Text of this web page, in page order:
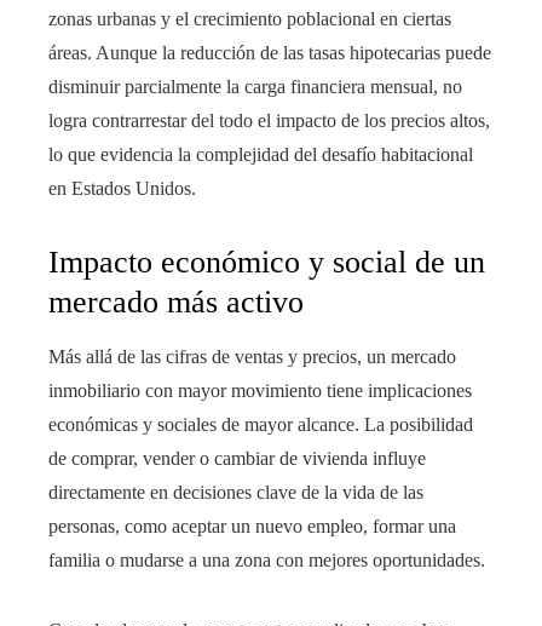
zonas urbanas y el crecimiento poblacional en ciertas
áreas. Aunque la reducción de las tasas hipotecarias puede
disminuir parcialmente la carga financiera mensual, no
logra contrarrestar del todo el impacto de los precios altos,
lo que evidencia la complejidad del desafío habitacional
en Estados Unidos.
Impacto económico y social de un
mercado más activo
Más allá de las cifras de ventas y precios, un mercado
inmobiliario con mayor movimiento tiene implicaciones
económicas y sociales de mayor alcance. La posibilidad
de comprar, vender o cambiar de vivienda influye
directamente en decisiones clave de la vida de las
personas, como aceptar un nuevo empleo, formar una
familia o mudarse a una zona con mejores oportunidades.